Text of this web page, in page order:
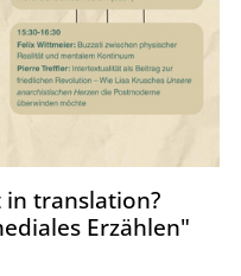
in translation?
Erzählen"